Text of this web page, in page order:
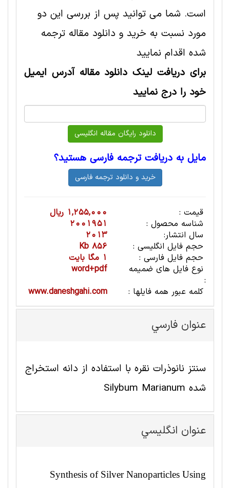
است. شما می توانید پس از بررسی این دو
مورد نسبت به خرید و دانلود مقاله ترجمه
شده اقدام نمایید
برای دریافت لینک دانلود مقاله آدرس ایمیل
خود را درج نمایید
مایل به دریافت ترجمه فارسی هستید؟
قیمت :
1,255,000 ریال
شناسه محصول :
2001951
سال انتشار:
2013
حجم فایل انگلیسی :
856 Kb
حجم فایل فارسی :
1 مگا بایت
نوع فایل های ضمیمه
:
word+pdf
کلمه عبور همه فایلها :
www.daneshgahi.com
عنوان فارسي
سنتز نانوذرات نقره با استفاده از دانه استخراج
شده Silybum Marianum
عنوان انگليسي
Synthesis of Silver Nanoparticles Using